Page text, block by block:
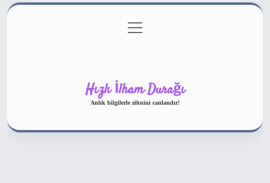
Gizlilik Politikası
menüyü
aç
Hızlı İlham Durağı
Anlık bilgilerle zihnini canlandır!